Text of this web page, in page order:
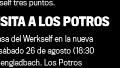
tres puntos.
A LOS POTROS
del Werkself en la nueva
26 de agosto (18:30
Los Potros